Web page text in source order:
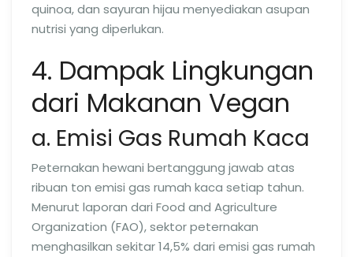
quinoa, dan sayuran hijau menyediakan asupan
nutrisi yang diperlukan.
4. Dampak Lingkungan
dari Makanan Vegan
a. Emisi Gas Rumah Kaca
Peternakan hewani bertanggung jawab atas
ribuan ton emisi gas rumah kaca setiap tahun.
Menurut laporan dari Food and Agriculture
Organization (FAO), sektor peternakan
menghasilkan sekitar 14,5% dari emisi gas rumah